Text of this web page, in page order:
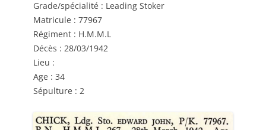
Grade/spécialité : Leading Stoker
Matricule : 77967
Régiment : H.M.M.L
Décès : 28/03/1942
Lieu :
Age : 34
Sépulture : 2